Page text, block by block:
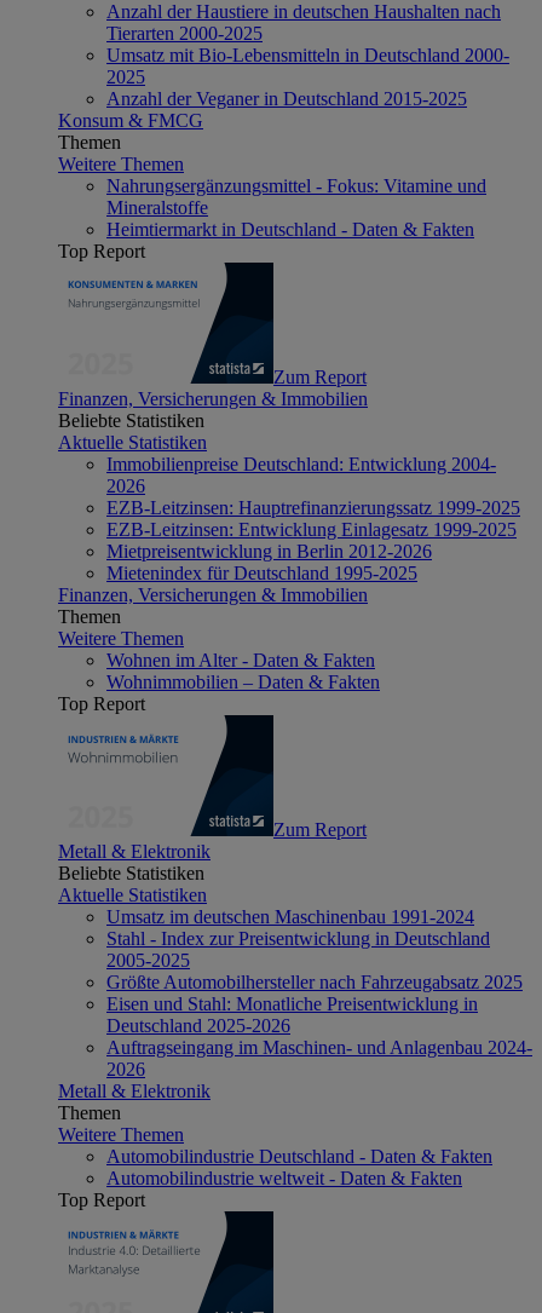
Anzahl der Haustiere in deutschen Haushalten nach
Tierarten 2000-2025
Umsatz mit Bio-Lebensmitteln in Deutschland 2000-
2025
Anzahl der Veganer in Deutschland 2015-2025
Konsum & FMCG
Themen
Weitere Themen
Nahrungsergänzungsmittel - Fokus: Vitamine und
Mineralstoffe
Heimtiermarkt in Deutschland - Daten & Fakten
Top Report
Zum Report
Finanzen, Versicherungen & Immobilien
Beliebte Statistiken
Aktuelle Statistiken
Immobilienpreise Deutschland: Entwicklung 2004-
2026
EZB-Leitzinsen: Hauptrefinanzierungssatz 1999-2025
EZB-Leitzinsen: Entwicklung Einlagesatz 1999-2025
Mietpreisentwicklung in Berlin 2012-2026
Mietenindex für Deutschland 1995-2025
Finanzen, Versicherungen & Immobilien
Themen
Weitere Themen
Wohnen im Alter - Daten & Fakten
Wohnimmobilien – Daten & Fakten
Top Report
Zum Report
Metall & Elektronik
Beliebte Statistiken
Aktuelle Statistiken
Umsatz im deutschen Maschinenbau 1991-2024
Stahl - Index zur Preisentwicklung in Deutschland
2005-2025
Größte Automobilhersteller nach Fahrzeugabsatz 2025
Eisen und Stahl: Monatliche Preisentwicklung in
Deutschland 2025-2026
Auftragseingang im Maschinen- und Anlagenbau 2024-
2026
Metall & Elektronik
Themen
Weitere Themen
Automobilindustrie Deutschland - Daten & Fakten
Automobilindustrie weltweit - Daten & Fakten
Top Report